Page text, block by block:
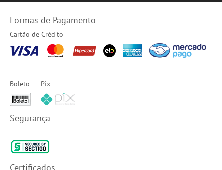
Formas de Pagamento
Cartão de Crédito
Boleto Pix
Segurança
Certificados